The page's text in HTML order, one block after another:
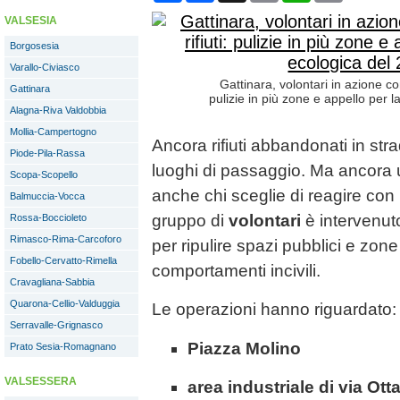
VALSESIA
Borgosesia
Varallo-Civiasco
Gattinara
Alagna-Riva Valdobbia
Mollia-Campertogno
Piode-Pila-Rassa
Scopa-Scopello
Balmuccia-Vocca
Rossa-Boccioleto
Rimasco-Rima-Carcoforo
Fobello-Cervatto-Rimella
Cravagliana-Sabbia
Quarona-Cellio-Valduggia
Serravalle-Grignasco
Prato Sesia-Romagnano
VALSESSERA
Gattinara, volontari in azione
pulizie in più zone e appello per
Ancora rifiuti abbandonati in
luoghi di passaggio. Ma
anche chi sceglie di reagire con
gruppo di volontari è
per ripulire spazi pubblici e
comportamenti incivili.
Le operazioni hanno riguardato:
Piazza Molino
area industriale di via